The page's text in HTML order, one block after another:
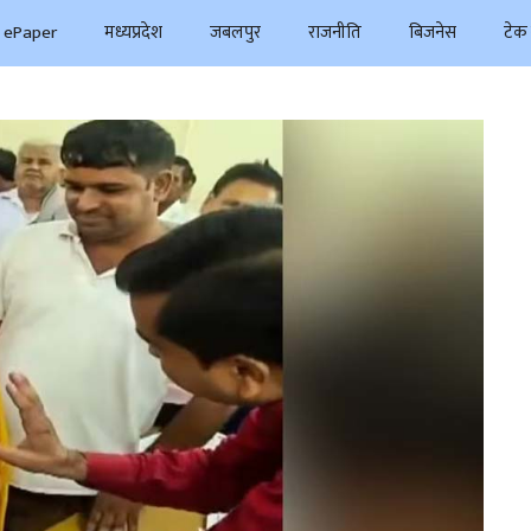
ePaper मध्यप्रदेश जबलपुर राजनीति बिजनेस टेक